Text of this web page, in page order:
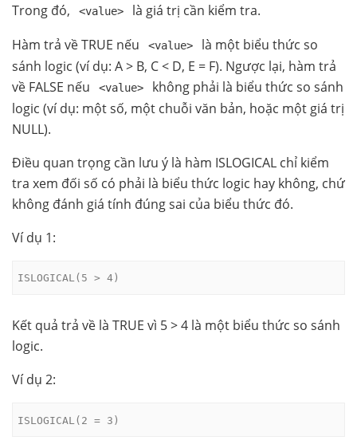
Trong đó, <value>
là giá trị cần kiểm tra.
Hàm trả về TRUE nếu
<value>
là một biểu thức so
sánh logic (ví dụ: A > B, C < D, E = F). Ngược lại, hàm trả
về FALSE nếu
<value>
không phải là biểu thức so sánh
logic (ví dụ: một số, một chuỗi văn bản, hoặc một giá trị
NULL).
Điều quan trọng cần lưu ý là hàm ISLOGICAL chỉ kiểm
tra xem đối số có phải là biểu thức logic hay không, chứ
không đánh giá tính đúng sai của biểu thức đó.
Ví dụ 1:
ISLOGICAL(5 > 4)
Kết quả trả về là TRUE vì 5 > 4 là một biểu thức so sánh
logic.
Ví dụ 2:
ISLOGICAL(2 = 3)